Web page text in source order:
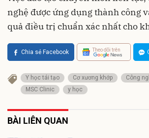
nghệ được ứng dụng thành công
quả điều trị chuẩn xác nhất cho
Chia sẻ Facebook Theo dõi trên
Y học tái tạo Cơ xương khớp
Công
MSC Clinic
y học
BÀI LIÊN QUAN